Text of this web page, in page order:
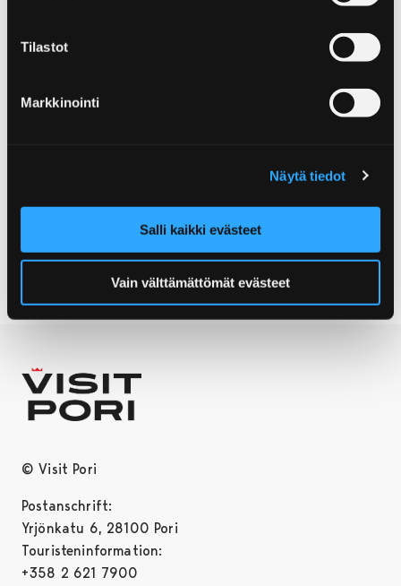
Tilastot
Markkinointi
Näytä tiedot
Salli kaikki evästeet
Vain välttämättömät evästeet
© Visit Pori
Postanschrift:
Yrjönkatu 6, 28100 Pori
Touristeninformation:
+358 2 621 7900